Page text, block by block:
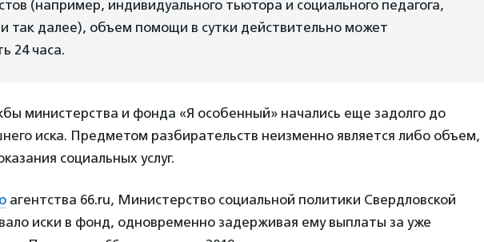
(например, индивидуального тьютора и социального педагога,
так далее), объем помощи в сутки действительно может
24 часа.
министерства и фонда «Я особенный» начались еще задолго до
иска. Предметом разбирательств неизменно является либо объем,
социальных услуг.
агентства 66.ru, Министерство социальной политики Свердловской
иски в фонд, одновременно задерживая ему выплаты за уже